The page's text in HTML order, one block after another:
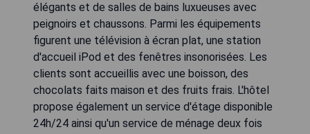
élégants et de salles de bains luxueuses avec
peignoirs et chaussons. Parmi les équipements
figurent une télévision à écran plat, une station
d'accueil iPod et des fenêtres insonorisées. Les
clients sont accueillis avec une boisson, des
chocolats faits maison et des fruits frais. L'hôtel
propose également un service d'étage disponible
24h/24 ainsi qu'un service de ménage deux fois